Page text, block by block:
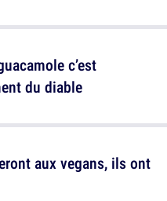
aux vegans, ils ont
c’est
du diable